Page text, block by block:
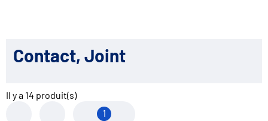
Contact, Joint
Il y a 14 produit(s)
1